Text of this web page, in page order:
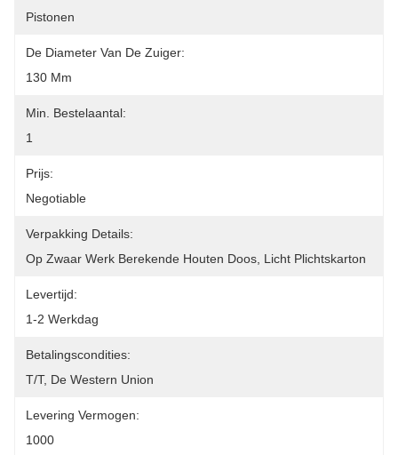
Pistonen
De Diameter Van De Zuiger:
130 Mm
Min. Bestelaantal:
1
Prijs:
Negotiable
Verpakking Details:
Op Zwaar Werk Berekende Houten Doos, Licht Plichtskarton
Levertijd:
1-2 Werkdag
Betalingscondities:
T/T, De Western Union
Levering Vermogen:
1000